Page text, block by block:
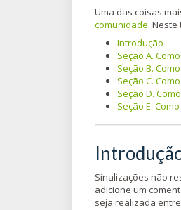
Uma das coisas
comunidade.
Introdução
Seção A.
Seção B.
Seção C.
Seção D.
Seção E.
Sinalizações não
adicione um
seja realizada